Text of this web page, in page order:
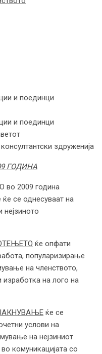
и поединци
и поединци
здруженија
ГОДИНА
во 2009 година
ќе се однесуваат на
ќе опфати
популаризирање
на членството,
изработка на лого на
ќе се
услови на
на нејзиниот
комуникацијата со